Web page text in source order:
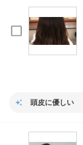
頭皮に優しい